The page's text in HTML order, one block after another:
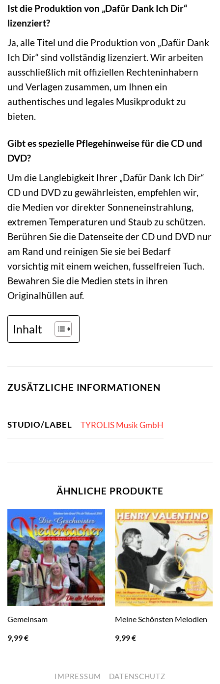
Ist die Produktion von „Dafür Dank Ich Dir“
lizenziert?
Ja, alle Titel und die Produktion von „Dafür Dank
Ich Dir“ sind vollständig lizenziert. Wir arbeiten
ausschließlich mit offiziellen Rechteninhabern
und Verlagen zusammen, um Ihnen ein
authentisches und legales Musikprodukt zu
bieten.
Gibt es spezielle Pflegehinweise für die CD und
DVD?
Um die Langlebigkeit Ihrer „Dafür Dank Ich Dir“
CD und DVD zu gewährleisten, empfehlen wir,
die Medien vor direkter Sonneneinstrahlung,
extremen Temperaturen und Staub zu schützen.
Berühren Sie die Datenseite der CD und DVD nur
am Rand und reinigen Sie sie bei Bedarf
vorsichtig mit einem weichen, fusselfreien Tuch.
Bewahren Sie die Medien stets in ihren
Originalhüllen auf.
Inhalt
ZUSÄTZLICHE INFORMATIONEN
STUDIO/LABEL TYROLIS Musik GmbH
ÄHNLICHE PRODUKTE
Gemeinsam
9,99€
Meine Schönsten Melodien
9,99€
IMPRESSUM DATENSCHUTZ